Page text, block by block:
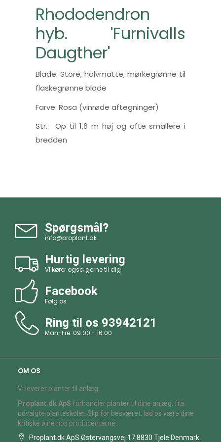
Rhododendron
hyb. 'Furnivalls
Daugther'
Blade: Store, halvmatte, mørkegrønne til
flaskegrønne blade
Farve: Rosa (vinrøde aftegninger)
Str.: Op til 1,6 m høj og ofte smallere i
bredden
Spørgsmål?
info@proplant.dk
Hurtig levering
Vi kører også gerne til dig
Facebook
Følg os
Ring til os 93942121
Man-Fre: 09.00 - 16.00
OM OS
Vi leverer planter til anlæg.
Proplant.dk ApS forhandler planter til dine anlæg, fra
udvalgte planteskoler. Slip for besværet, lad os være dine
kritiske øjne hos producenterne.
Proplant.dk ApS Østervangsvej 17 8830 Tjele Denmark